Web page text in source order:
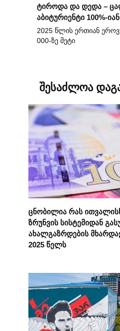
ტიროდა და დედა –
აბიტურიენტი 100%-
2025 წლის ერთიან
000-ზე მეტი
შესაძლოა
ცნობილია რას
ზრუნვის სისტემიდან
ახალგაზრდების
2025 წელს